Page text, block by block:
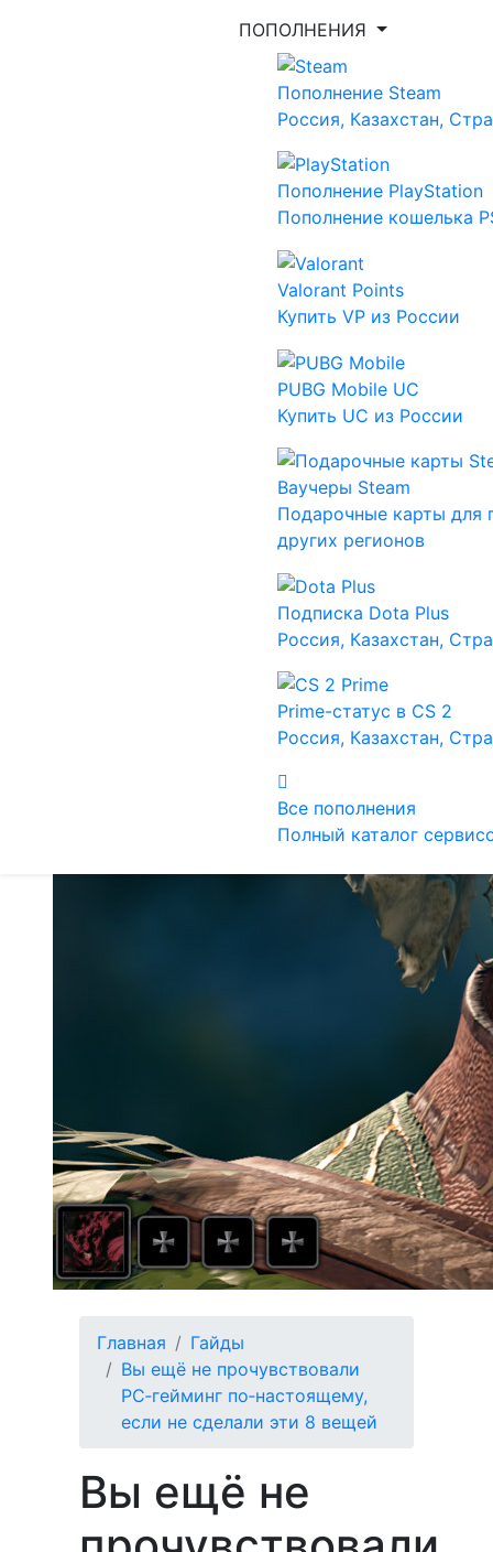
ПОПОЛНЕНИЯ
Пополнение Steam
Россия, Казахстан,
Пополнение PlayStation
Пополнение кошелька
Valorant Points
Купить VP из России
PUBG Mobile UC
Купить UC из России
Ваучеры Steam
Подарочные карты для
других регионов
Подписка Dota Plus
Россия, Казахстан,
Prime-статус в CS 2
Россия, Казахстан,
Все пополнения
Полный каталог
Главная
Гайды
Вы ещё не прочувствовали
PC‑гейминг по‑настоящему,
если не сделали эти 8 вещей
Вы ещё не